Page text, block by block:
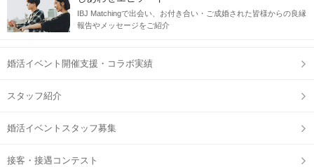
IBJ Matchingで出会い、お付き合い・ご成婚された皆様からの良縁
報告やメッセージをご紹介
婚活イベント開催支援・コラボ実績
スタッフ紹介
婚活イベントスタッフ募集
接客・接遇コンテスト